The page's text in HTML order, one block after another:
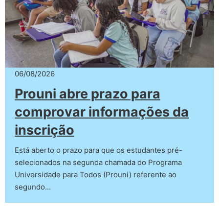
06/08/2026
Prouni abre prazo para
comprovar informações da
inscrição
Está aberto o prazo para que os estudantes pré-
selecionados na segunda chamada do Programa
Universidade para Todos (Prouni) referente ao
segundo…